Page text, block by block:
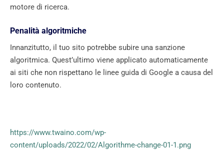
motore di ricerca.
Penalità algoritmiche
Innanzitutto, il tuo sito potrebbe subire una sanzione
algoritmica. Quest’ultimo viene applicato automaticamente
ai siti che non rispettano le linee guida di Google a causa del
loro contenuto.
https://www.twaino.com/wp-
content/uploads/2022/02/Algorithme-change-01-1.png